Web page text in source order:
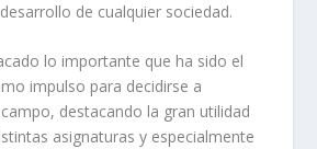
de cualquier sociedad.
lo importante que ha sido el
impulso para decidirse a
destacando la gran utilidad
asignaturas y especialmente